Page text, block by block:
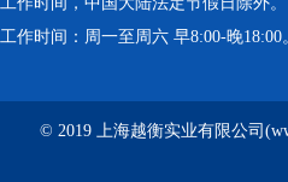
工作时间：周一至周六 早8:00-晚18:00
© 2019 上海越衡实业有限公司